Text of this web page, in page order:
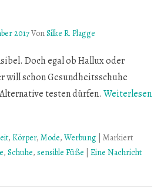
2017VonSilke R. Plagge
Doch egal ob Hallux oder
will schon Gesundheitsschuhe
testen dürfen. Weiterlesen
, Körper, Mode, Werbung Markiert
, Schuhe, sensible Füße
Eine Nachricht